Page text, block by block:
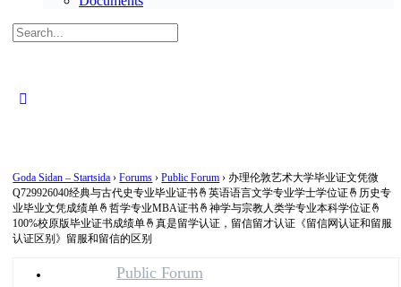
Search
for:
Goda Sidan – Startsida › Forums › Public Forum › 办理伦敦艺术大学毕业证文凭微
Q729926040经典与古代史专业毕业证书🤞英语语言文学专业学士学位证🤞历史专
业毕业文凭成绩单🤞哲学专业MBA证书🤞神学与宗教人类学专业本科学位证🤞
100%校原版毕业证书成绩单🤞真是留学认证，留信留才认证《留信网认证和留服
认证区别》留服和留信的区别
Public Forum